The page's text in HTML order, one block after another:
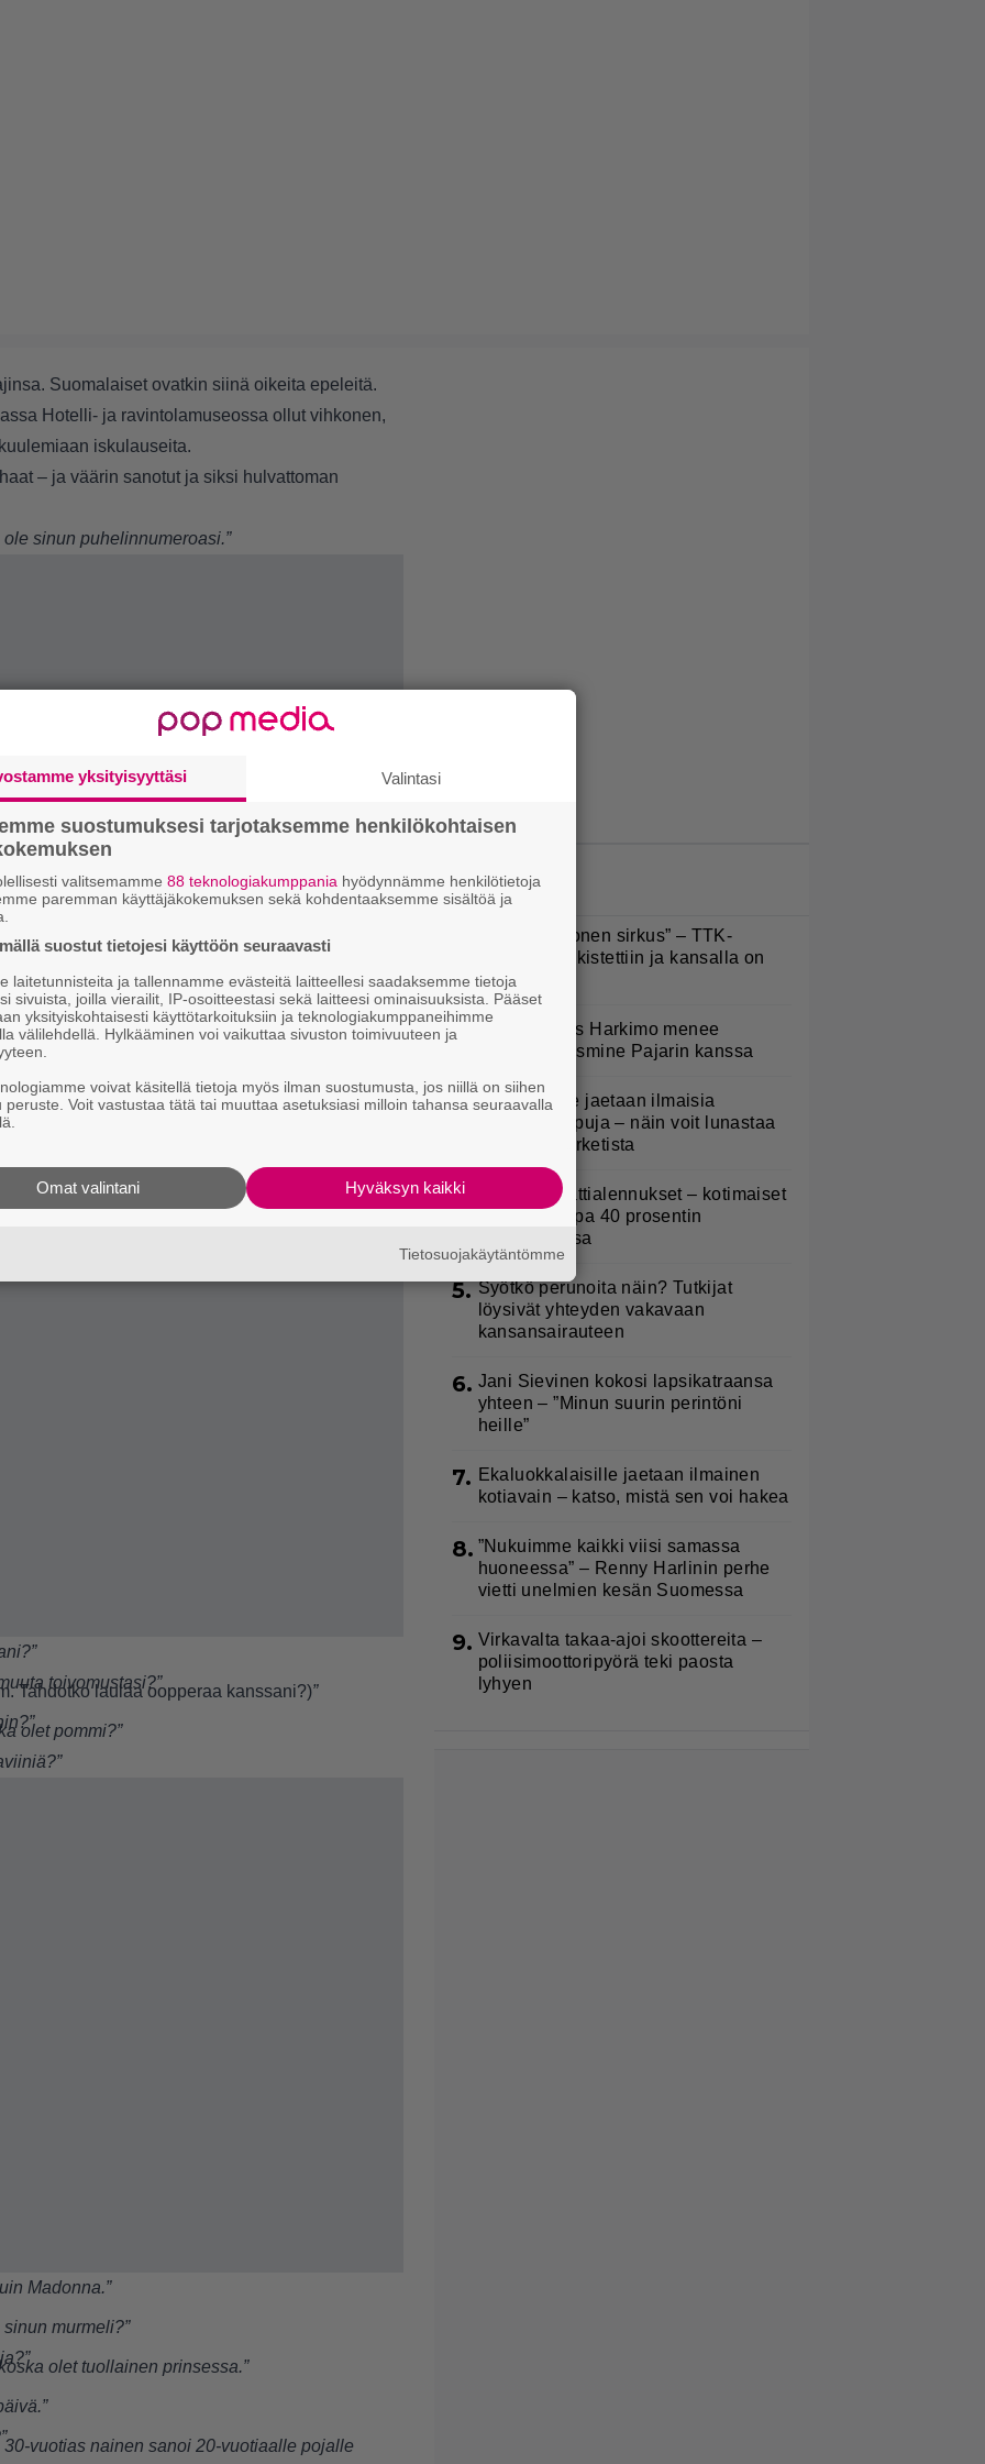
Suomalaiset ovatkin siinä oikeita epeleitä.
Hotelli- ja ravintolamuseossa ollut vihkonen,
iskulauseita.
– ja väärin sanotut ja siksi hulvattoman
sinun puhelinnumeroasi.”
tarvitse juoda pisaraakaan.”
kun minulla on erektio.”
toivomustasi?”
Tahdotko laulaa oopperaa kanssani?)”
olet pommi?”
Madonna.”
murmeli?”
olet tuollainen prinsessa.”
vuotias nainen sanoi 20-vuotiaalle pojalle
”Että semmonen sirkus” – TTK-
kilpailijat julkistettiin ja kansalla on
sanottavaa
2.
Uuno: Hjallis Harkimo menee
naimisiin Jasmine Pajarin kanssa
3. Koululaisille jaetaan ilmaisia
heijastinreppuja – näin voit lunastaa
omasi S-marketista
4.
Lidl aloitti jättialennukset – kotimaiset
kasvikset jopa 40 prosentin
alennuksessa
5. Syötkö perunoita näin? Tutkijat
löysivät yhteyden vakavaan
kansansairauteen
6. Jani Sievinen kokosi lapsikatraansa
yhteen – ”Minun suurin perintöni
heille”
7. Ekaluokkalaisille jaetaan ilmainen
kotiavain – katso, mistä sen voi hakea
8. ”Nukuimme kaikki viisi samassa
huoneessa” – Renny Harlinin perhe
vietti unelmien kesän Suomessa
9. Virkavalta takaa-ajoi skoottereita –
poliisimoottoripyörä teki paosta
lyhyen
yksityisyyttäsi Valintasi
suostumuksesi tarjotaksemme henkilökohtaisen
valitsemamme 88 teknologiakumppania hyödynnämme henkilötietoja
paremman käyttäjäkokemuksen sekä kohdentaaksemme sisältöä ja
suostut tietojesi käyttöön seuraavasti
laitetunnisteita ja tallennamme evästeitä laitteellesi saadaksemme tietoja
sivuista, joilla vierailit, IP-osoitteestasi sekä laitteesi ominaisuuksista. Pääset
yksityiskohtaisesti käyttötarkoituksiin ja teknologiakumppaneihimme
välilehdellä. Hylkääminen voi vaikuttaa sivuston toimivuuteen ja
voivat käsitellä tietoja myös ilman suostumusta, jos niillä on siihen
peruste. Voit vastustaa tätä tai muuttaa asetuksiasi milloin tahansa seuraavalla
Hyväksyn kaikki
Omat valintani
Tietosuojakäytäntömme